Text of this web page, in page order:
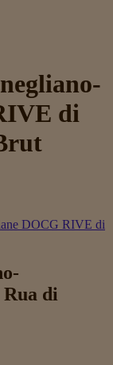
di
DOCG RIVE di
di